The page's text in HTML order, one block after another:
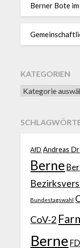
Berner Bote
KATEGORIEN
AfD Andreas
Berne
Bundestagswahl
CoV-2
Berne